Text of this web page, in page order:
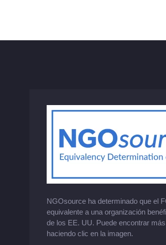
NGOsource ha determinado que el
equivalente a una organización
de los EE. UU. Puede encontrar
haciendo clic en la imagen.